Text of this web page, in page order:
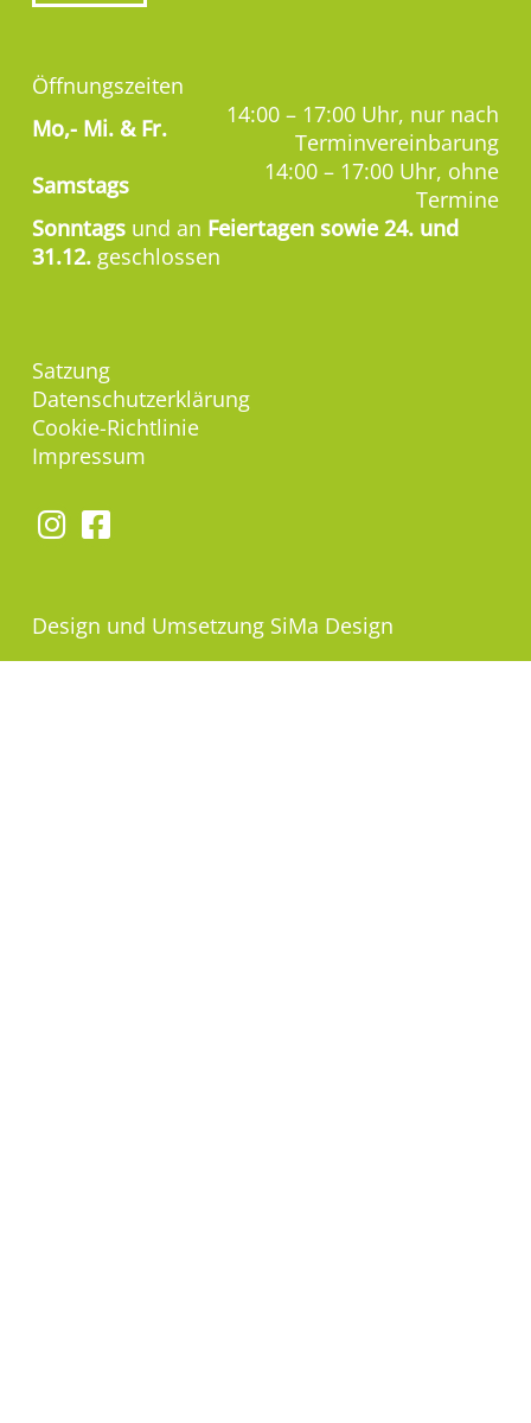
Öffnungszeiten
Mo,- Mi. & Fr.
14:00 – 17:00 Uhr, nur nach
Terminvereinbarung
Samstags
14:00 – 17:00 Uhr, ohne
Termine
Sonntags und an Feiertagen sowie 24. und
31.12. geschlossen
Satzung
Datenschutzerklärung
Cookie-Richtlinie
Impressum
Design und Umsetzung SiMa Design